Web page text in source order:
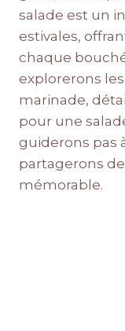
salade est un
estivales,
chaque
explorerons
marinade,
pour une
guiderons pas
partagerons
mémorable.